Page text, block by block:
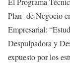
Plan de Negocio
Empresarial:
Despulpadora y
expuesto por los